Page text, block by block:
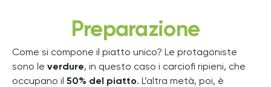
Preparazione
Come si compone il piatto unico? Le protagoniste
sono le verdure, in questo caso i carciofi ripieni, che
occupano il 50% del piatto. L’altra metà, poi, è